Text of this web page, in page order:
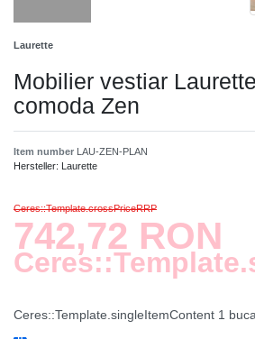
Laurette
Mobilier vestiar
comoda Zen
Item number LAU-ZEN-PLAN
Hersteller: Laurette
Ceres::Template.crossPriceRRP
742,72 RON
Ceres::Template.singleItemContent 1